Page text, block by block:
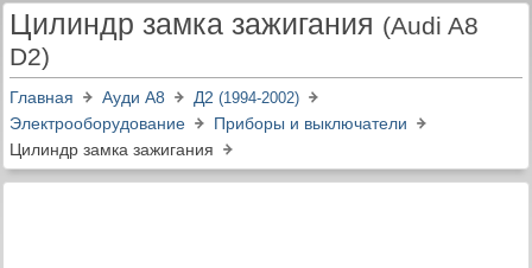
Цилиндр замка зажигания (Audi A8
D2)
Главная Ауди A8 Д2 (1994-2002)
Электрооборудование
Приборы и выключатели
Цилиндр замка зажигания